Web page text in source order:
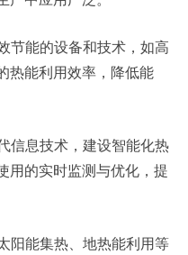
节能的设备和技术，如高
热能利用效率，降低能
信息技术，建设智能化热
用的实时监测与优化，提
阳能集热、地热能利用等